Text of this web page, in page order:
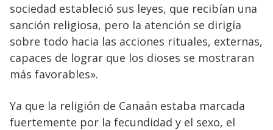
sociedad estableció sus leyes, que recibían una
sanción religiosa, pero la atención se dirigía
sobre todo hacia las acciones rituales, externas,
capaces de lograr que los dioses se mostraran
más favorables».
Ya que la religión de Canaán estaba marcada
fuertemente por la fecundidad y el sexo, el